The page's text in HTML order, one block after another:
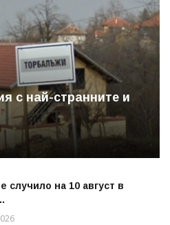
с най-странните и
случило на 10 август в